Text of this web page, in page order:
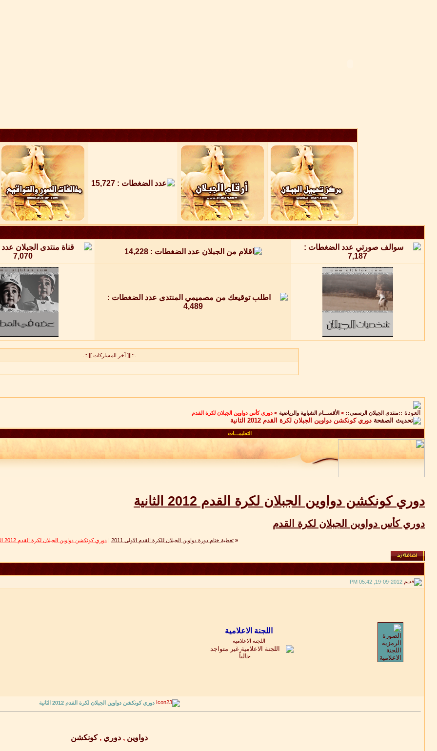
.::||[ آخر المشاركات ]||::.
::منتدى الجبلان الرسمي:: > الأقســـام الشبابية والرياضية > دوري كأس دواوين الجبلان لكرة القدم
دوري كونكشن دواوين الجبلان لكرة القدم 2012 الثانية
التعليمـــات
دوري كونكشن دواوين الجبلان لكرة القدم 2012 الثانية
دوري كأس دواوين الجبلان لكرة القدم
« تغطية ختام دورة دواوين الجبلان للكرة القدم الاولى 2011 دوري كونكشن دواوين الجبلان لكرة القدم 2012 الثانية
19-09-2012, 05:42 PM
اللجنة الاعلامية
دوري كونكشن دواوين الجبلان لكرة القدم 2012 الثانية
دواوين , دوري ,كونكشن